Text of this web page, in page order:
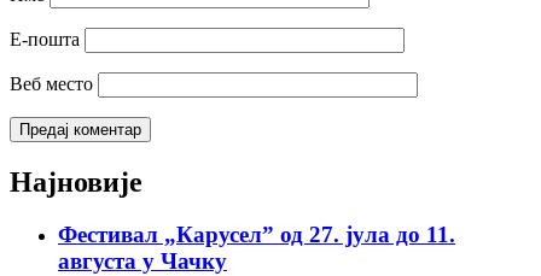
Е-пошта
Веб место
Најновије
Фестивал „Карусел” од 27. јула до 11.
августа у Чачку